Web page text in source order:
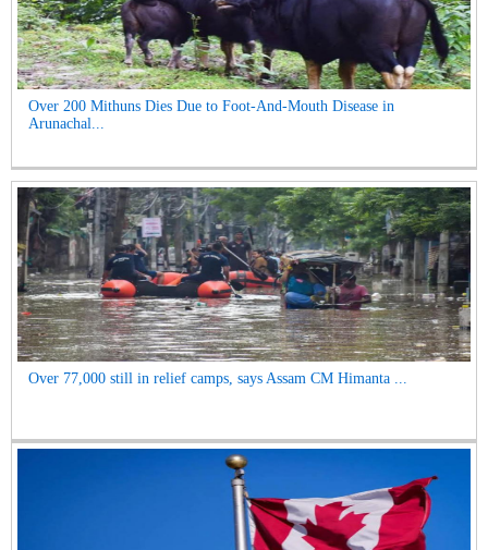
Over 200 Mithuns Dies Due to Foot-And-Mouth Disease in
Arunachal...
Over 77,000 still in relief camps, says Assam CM Himanta ...